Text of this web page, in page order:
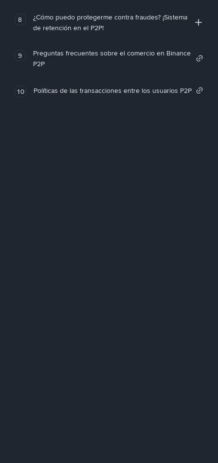
8
¿Cómo puedo protegerme contra fraudes? ¡Sistema
de retención en el P2P!
9
Preguntas frecuentes sobre el comercio en Binance
P2P
10 Políticas de las transacciones entre los usuarios P2P